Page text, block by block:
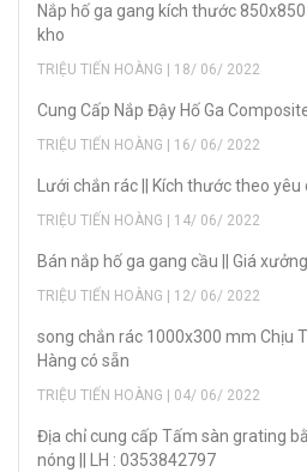
Nắp hố ga gang kích thước
kho
TRIỆU TIẾN HOÀNG | 18/ 06/ 2022
Cung Cấp Nắp Đậy Hố Ga
TRIỆU TIẾN HOÀNG | 16/ 06/ 2022
Lưới chắn rác || Kích thước theo yêu
TRIỆU TIẾN HOÀNG | 14/ 06/ 2022
Bán nắp hố ga gang cầu || Giá
TRIỆU TIẾN HOÀNG | 12/ 06/ 2022
song chắn rác 1000x300 mm Chịu
Hàng có sẵn
TRIỆU TIẾN HOÀNG | 04/ 06/ 2022
Địa chỉ cung cấp Tấm sàn grating
nóng || LH : 0353842797